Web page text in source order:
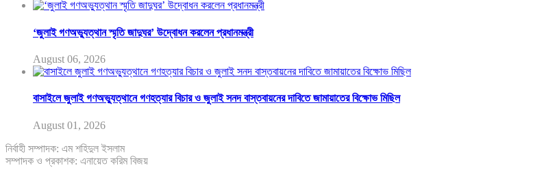
‘জুলাই গণঅভ্যুত্থান স্মৃতি জাদুঘর’ উদ্বোধন করলেন প্রধানমন্ত্রী
August 06, 2026
বাসাইলে জুলাই গণঅভ্যুত্থানে গণহত্যার বিচার ও জুলাই সনদ বাস্তবায়নের দাবিতে জামায়াতের বিক্ষোভ মিছিল
August 01, 2026
নির্বাহী সম্পাদক: এম শহিদুল ইসলাম
সম্পাদক ও প্রকাশক: এনায়েত করিম বিজয়